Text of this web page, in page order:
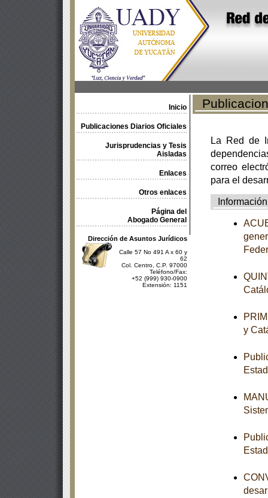
Inicio
Publicaciones Diarios Oficiales
Jurisprudencias y Tesis
Aisladas
Enlaces
Otros enlaces
Página del
Abogado General
Dirección de Asuntos Jurídicos
Calle 57 No 491 A x 60 y
62
Col. Centro, C.P. 97000
Teléfono/Fax:
+52 (999) 930-0900
Extensión: 1151
La Red de
correo
para el
Información
y